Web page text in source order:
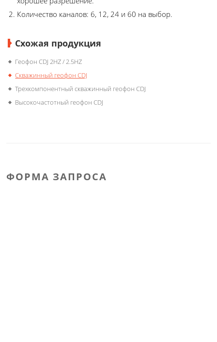
Количество каналов: 6, 12, 24 и 60 на выбор.
Схожая продукция
Геофон CDJ 2HZ / 2.5HZ
Скважинный геофон CDJ
Трехкомпонентный скважинный геофон CDJ
Высокочастотный геофон CDJ
ФОРМА ЗАПРОСА